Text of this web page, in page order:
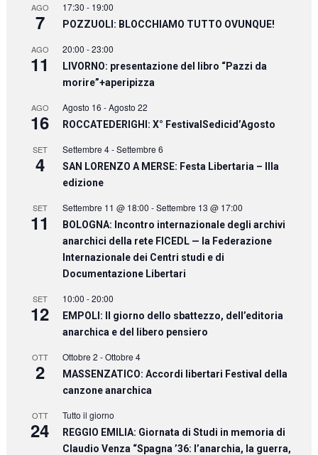
AGO
7
17:30 - 19:00
POZZUOLI: BLOCCHIAMO TUTTO OVUNQUE!
AGO
11
20:00 -23:00
LIVORNO: presentazione del libro “Pazzi da
morire”+aperipizza
AGO
16
Agosto 16 -Agosto 22
ROCCATEDERIGHI: X° FestivalSedicid’Agosto
SET
4
Settembre 4-Settembre 6
SAN LORENZO A MERSE: Festa Libertaria – IIIa
edizione
SET
11
Settembre 11 @ 18:00 -Settembre 13 @ 17:00
BOLOGNA: Incontro internazionale degli archivi
anarchici della rete FICEDL — la Federazione
Internazionale dei Centri studi e di
Documentazione Libertari
SET
12
10:00 -20:00
EMPOLI: Il giorno dello sbattezzo, dell’editoria
anarchica e del libero pensiero
OTT
2
Ottobre 2 -Ottobre 4
MASSENZATICO: Accordi libertari Festival della
canzone anarchica
OTT
24
Tutto il giorno
REGGIO EMILIA: Giornata di Studi in memoria di
Claudio Venza “Spagna ’36: l’anarchia, la guerra,